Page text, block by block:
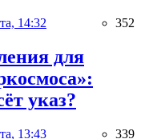
14:32 352
для
указ?
13:43 339